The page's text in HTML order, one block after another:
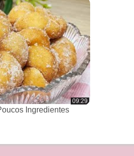
09:29
Ingredientes